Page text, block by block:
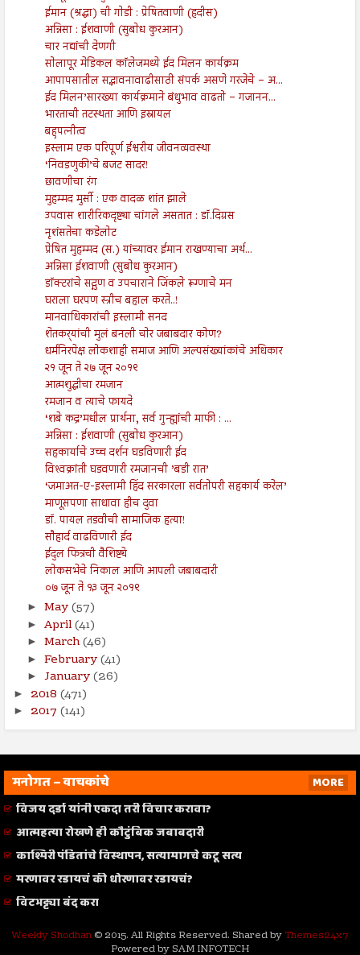
ईमान (श्रद्धा) ची गोडी : प्रेषितवाणी (हदीस)
अन्निसा : ईशवाणी (सुबोध कुरआन)
चार नद्यांची देणगी
सोलापूर मेडिकल कॉलेजमध्ये ईद मिलन कार्यक्रम
आपापसातील सद्भावनावाढीसाठी संपर्क असणे गरजेचे – अ‍...
ईद मिलन’सारख्या कार्यक्रमाने बंधुभाव वाढतो – गजानन...
भारताची तटस्थता आणि इस्रायल
बहुपत्नीत्व
इस्लाम एक परिपूर्ण ईश्वरीय जीवनव्यवस्था
‘निवडणुकी’चे बजट सादर!
छावणीचा रंग
मुहम्मद मुर्सी : एक वादळ शांत झाले
उपवास शारीरिकदृष्ट्या चांगले असतात : डॉ.दिग्रस
नृशंसतेचा कडेलोट
प्रेषित मुहम्मद (स.) यांच्यावर ईमान राखण्याचा अर्थ...
अन्निसा ईशवाणी (सुबोध कुरआन)
डॉक्टरांचे सद्गुण व उपचाराने जिंकले रूग्णाचे मन
घराला घरपण स्त्रीच बहाल करते..!
मानवाधिकारांची इस्लामी सनद
शेतकर्‍यांची मुलं बनली चोर जबाबदार कोण?
धर्मनिरपेक्ष लोकशाही समाज आणि अल्पसंख्यांकांचे अधिकार
२१ जून ते २७ जून २०१९
आत्मशुद्धीचा रमजान
रमजान व त्याचे फायदे
‘शबे कद्र’मधील प्रार्थना, सर्व गुन्ह्यांची माफी : ...
अन्निसा : ईशवाणी (सुबोध कुरआन)
सहकार्याचे उच्च दर्शन घडविणारी ईद
विश्‍वक्रांती घडवणारी रमजानची ’बडी रात’
‘जमाअत-ए-इस्लामी हिंद सरकारला सर्वतोपरी सहकार्य करेल’
माणूसपणा साधावा हीच दुवा
डॉ. पायल तडवीची सामाजिक हत्या!
सौहार्द वाढविणारी ईद
ईदुल फित्रची वैशिष्ट्ये
लोकसभेचे निकाल आणि आपली जबाबदारी
०७ जून ते १३ जून २०१९
► May(57)
► April(41)
► March(46)
► February(41)
► January(26)
► 2018 (471)
► 2017 (141)
मनोगत – वाचकांचे
MORE
विजय दर्डा यांनी एकदा तरी विचार करावा?
आत्महत्या रोखणे ही कौटुंबिक जबाबदारी
काश्मिरी पंडितांचे विस्थापन, सत्यामागचे कटू सत्य
मरणावर रडायचं की धोरणावर रडायचं?
विटभट्ट्या बंद करा
Weekly Shodhan © 2015. All Rights Reserved. Shared by Themes24x7
Powered by SAM INFOTECH